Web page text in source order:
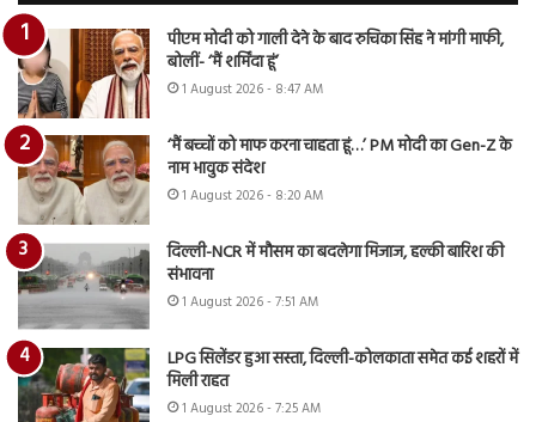
पीएम मोदी को गाली देने के बाद रुचिका सिंह ने मांगी माफी,
बोलीं- ‘मैं शर्मिंदा हूं’
1 August 2026 - 8:47 AM
‘मैं बच्चों को माफ करना चाहता हूं…’ PM मोदी का Gen-Z के
नाम भावुक संदेश
1 August 2026 - 8:20 AM
दिल्ली-NCR में मौसम का बदलेगा मिजाज, हल्की बारिश की
संभावना
1 August 2026 - 7:51 AM
LPG सिलेंडर हुआ सस्ता, दिल्ली-कोलकाता समेत कई शहरों में
मिली राहत
1 August 2026 - 7:25 AM